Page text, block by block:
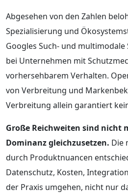
Abgesehen von den Zahlen
Spezialisierung und
Googles Such- und
bei Unternehmen mit
vorhersehbarem Verhalten.
von Verbreitung und
Verbreitung allein garantiert
Große Reichweiten sind nicht
Dominanz gleichzusetzen. Die
durch Produktnuancen
Datenschutz, Kosten,
der Praxis umgehen, nicht nur